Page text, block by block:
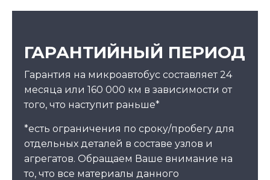
ГАРАНТИЙНЫЙ ПЕРИОД
Гарантия на микроавтобус составляет 24
месяца или 160 000 км в зависимости от
того, что наступит раньше*
*есть ограничения по сроку/пробегу для
отдельных деталей в составе узлов и
агрегатов. Обращаем Ваше внимание на
то, что все материалы данного